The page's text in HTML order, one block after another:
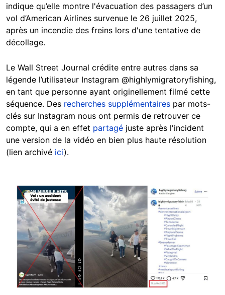
indique qu’elle montre l'évacuation des passagers d’un
vol d’American Airlines survenue le 26 juillet 2025,
après un incendie des freins lors d'une tentative de
décollage.
Le Wall Street Journal crédite entre autres dans sa
légende l’utilisateur Instagram @highlymigratoryfishing,
en tant que personne ayant originellement filmé cette
séquence. Des recherches supplémentaires par mots-
clés sur Instagram nous ont permis de retrouver ce
compte, qui a en effet partagé juste après l'incident
une version de la vidéo en bien plus haute résolution
(lien archivé ici).
Image